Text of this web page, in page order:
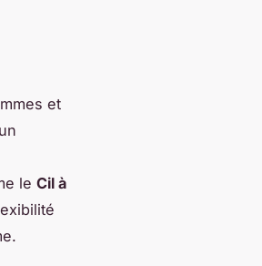
et
le Cil à